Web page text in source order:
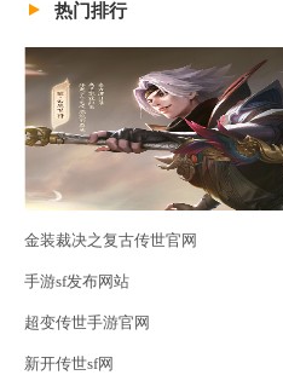
热门排行
金装裁决之复古传世官网
手游sf发布网站
超变传世手游官网
新开传世sf网